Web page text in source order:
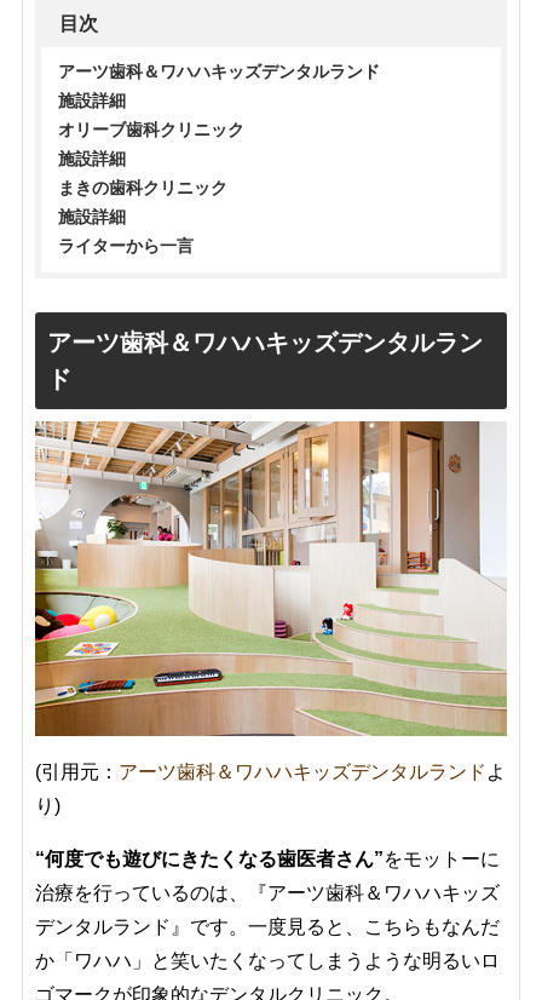
目次
アーツ歯科＆ワハハキッズデンタルランド
施設詳細
オリーブ歯科クリニック
施設詳細
まきの歯科クリニック
施設詳細
ライターから一言
アーツ歯科＆ワハハキッズデンタルラン
ド
(引用元： アーツ歯科＆ワハハキッズデンタルランド よ
り)
“何度でも遊びにきたくなる歯医者さん”をモットーに
治療を行っているのは、『アーツ歯科＆ワハハキッズ
デンタルランド』です。一度見ると、こちらもなんだ
か「ワハハ」と笑いたくなってしまうような明るいロ
ゴマークが印象的なデンタルクリニック。